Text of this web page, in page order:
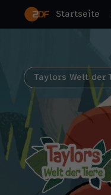
Startseite
Taylors Welt der